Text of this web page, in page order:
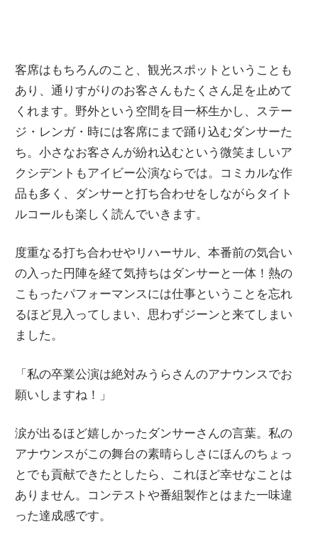
客席はもちろんのこと、観光スポットということも
あり、通りすがりのお客さんもたくさん足を止めて
くれます。野外という空間を目一杯生かし、ステー
ジ・レンガ・時には客席にまで踊り込むダンサーた
ち。小さなお客さんが紛れ込むという微笑ましいア
クシデントもアイビー公演ならでは。コミカルな作
品も多く、ダンサーと打ち合わせをしながらタイト
ルコールも楽しく読んでいきます。
度重なる打ち合わせやリハーサル、本番前の気合い
の入った円陣を経て気持ちはダンサーと一体！熱の
こもったパフォーマンスには仕事ということを忘れ
るほど見入ってしまい、思わずジーンと来てしまい
ました。
「私の卒業公演は絶対みうらさんのアナウンスでお
願いしますね！」
涙が出るほど嬉しかったダンサーさんの言葉。私の
アナウンスがこの舞台の素晴らしさにほんのちょっ
とでも貢献できたとしたら、これほど幸せなことは
ありません。コンテストや番組製作とはまた一味違
った達成感です。